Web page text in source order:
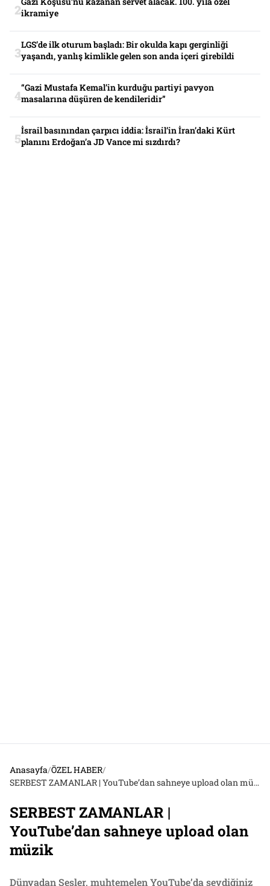
ikramiye
LGS’de ilk oturum başladı: Bir okulda kapı gerginliği
yaşandı, yanlış kimlikle gelen son anda içeri girebildi
“Gazi Mustafa Kemal’in kurduğu partiyi pavyon
masalarına düşüren de kendileridir”
İsrail basınından çarpıcı iddia: İsrail’in İran’daki Kürt
planını Erdoğan’a JD Vance mi sızdırdı?
Anasayfa/ÖZEL HABER/
SERBEST ZAMANLAR | YouTube’dan sahneye upload olan müzik
SERBEST ZAMANLAR |
YouTube’dan sahneye upload olan
müzik
Dünyadan Sesler, muhtemelen YouTube’da sevdiğiniz